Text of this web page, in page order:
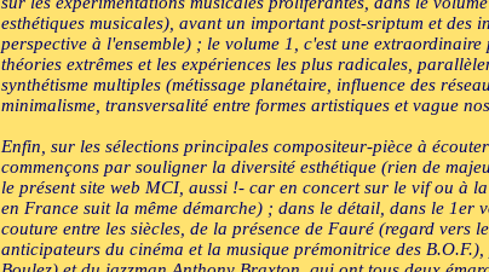
esthétiques musicales), avant un important post-sriptum et
perspective à l'ensemble) ; le volume 1, c'est une
théories extrêmes et les expériences les plus radicales,
synthétisme multiples (métissage planétaire, influence des
minimalisme, transversalité entre formes artistiques et vague
Enfin, sur les sélections principales compositeur-pièce à
commençons par souligner la diversité esthétique (rien de
le présent site web MCI, aussi !- car en concert sur le vif ou à
en France suit la même démarche) ; dans le détail, dans le 1er
couture entre les siècles, de la présence de Fauré (regard vers
anticipateurs du cinéma et la musique prémonitrice des